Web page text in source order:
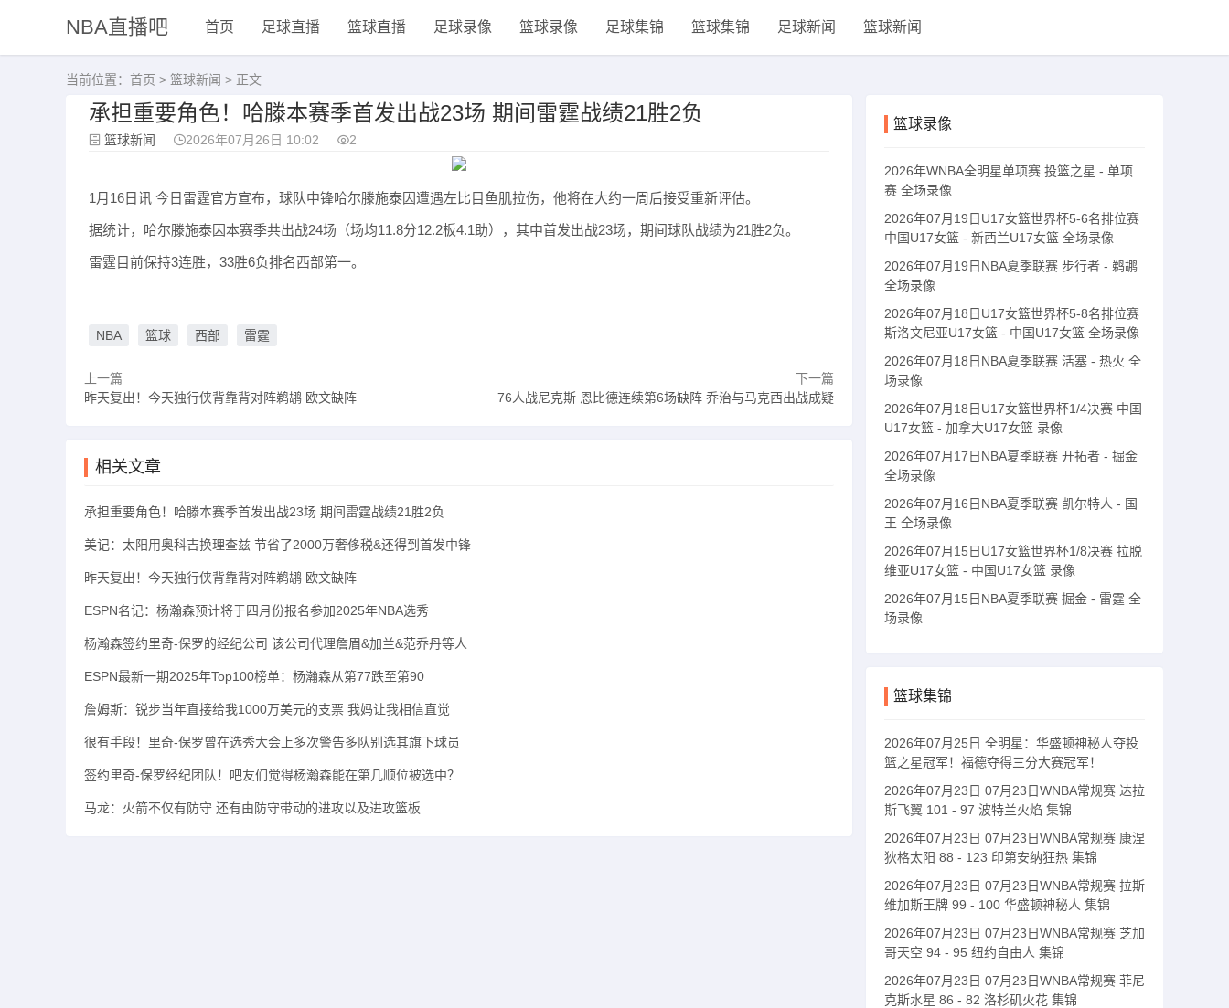
NBA直播吧 首页 足球直播 篮球直播 足球录像 篮球录像 足球集锦 篮球集锦 足球新闻 篮球新闻
当前位置： 首页 > 篮球新闻 > 正文
承担重要角色！哈滕本赛季首发出战23场 期间雷霆战绩21胜2负
篮球新闻 2026年07月26日 10:02 2
1月16日讯 今日雷霆官方宣布，球队中锋哈尔滕施泰因遭遇左比目鱼肌拉伤，他将在大约一周后接受重新评估。
据统计，哈尔滕施泰因本赛季共出战24场（场均11.8分12.2板4.1助），其中首发出战23场，期间球队战绩为21胜2负。
雷霆目前保持3连胜，33胜6负排名西部第一。
NBA 篮球 西部 雷霆
上一篇
昨天复出！今天独行侠背靠背对阵鹈鹕 欧文缺阵
下一篇
76人战尼克斯 恩比德连续第6场缺阵 乔治与马克西出战成疑
相关文章
承担重要角色！哈滕本赛季首发出战23场 期间雷霆战绩21胜2负
美记：太阳用奥科吉换理查兹 节省了2000万奢侈税&还得到首发中锋
昨天复出！今天独行侠背靠背对阵鹈鹕 欧文缺阵
ESPN名记：杨瀚森预计将于四月份报名参加2025年NBA选秀
杨瀚森签约里奇-保罗的经纪公司 该公司代理詹眉&加兰&范乔丹等人
ESPN最新一期2025年Top100榜单：杨瀚森从第77跌至第90
詹姆斯：锐步当年直接给我1000万美元的支票 我妈让我相信直觉
很有手段！里奇-保罗曾在选秀大会上多次警告多队别选其旗下球员
签约里奇-保罗经纪团队！吧友们觉得杨瀚森能在第几顺位被选中？
马龙：火箭不仅有防守 还有由防守带动的进攻以及进攻篮板
篮球录像
2026年WNBA全明星单项赛 投篮之星 - 单项
赛 全场录像
2026年07月19日U17女篮世界杯5-6名排位赛
中国U17女篮 - 新西兰U17女篮 全场录像
2026年07月19日NBA夏季联赛 步行者 - 鹈鹕
全场录像
2026年07月18日U17女篮世界杯5-8名排位赛
斯洛文尼亚U17女篮 - 中国U17女篮 全场录像
2026年07月18日NBA夏季联赛 活塞 - 热火 全
场录像
2026年07月18日U17女篮世界杯1/4决赛 中国
U17女篮 - 加拿大U17女篮 录像
2026年07月17日NBA夏季联赛 开拓者 - 掘金
全场录像
2026年07月16日NBA夏季联赛 凯尔特人 - 国
王 全场录像
2026年07月15日U17女篮世界杯1/8决赛 拉脱
维亚U17女篮 - 中国U17女篮 录像
2026年07月15日NBA夏季联赛 掘金 - 雷霆 全
场录像
篮球集锦
2026年07月25日 全明星：华盛顿神秘人夺投
篮之星冠军！福德夺得三分大赛冠军！
2026年07月23日 07月23日WNBA常规赛 达拉
斯飞翼 101 - 97 波特兰火焰 集锦
2026年07月23日 07月23日WNBA常规赛 康涅
狄格太阳 88 - 123 印第安纳狂热 集锦
2026年07月23日 07月23日WNBA常规赛 拉斯
维加斯王牌 99 - 100 华盛顿神秘人 集锦
2026年07月23日 07月23日WNBA常规赛 芝加
哥天空 94 - 95 纽约自由人 集锦
2026年07月23日 07月23日WNBA常规赛 菲尼
克斯水星 86 - 82 洛杉矶火花 集锦